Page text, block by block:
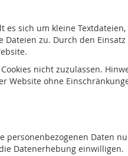
es sich um kleine
zu. Durch den
nicht zuzulassen.
Website ohne
Daten
Datenerhebung einwilligen.